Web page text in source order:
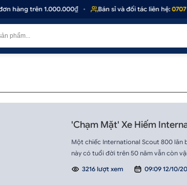
hàng trên 1.000.000₫ • Bán sỉ và đối tác liên hệ:0707
'Chạm Mặt' Xe Hiếm
Một chiếc International Scout 800 lăn
này có tuổi đời trên 50 năm vẫn còn
3216 lượt xem 09:09 12/10/